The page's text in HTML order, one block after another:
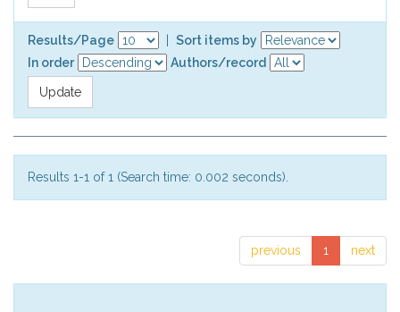
Results/Page
Sort items by
In order
Authors/record
Results 1-1 of 1 (Search time: 0.002 seconds).
previous 1 next